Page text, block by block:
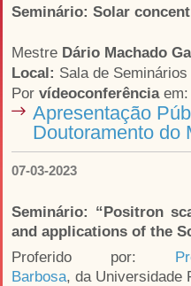
Seminário: Solar
Mestre Dário Machado
Local: Sala de
Por vídeoconferência
Apresentação
Doutoramento do
07-03-2023
Seminário: “Positron
and applications of the
Proferido por:
Barbosa, da Universidade